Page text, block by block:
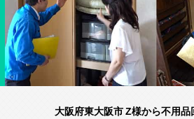
大阪府東大阪市 Z様から不用品